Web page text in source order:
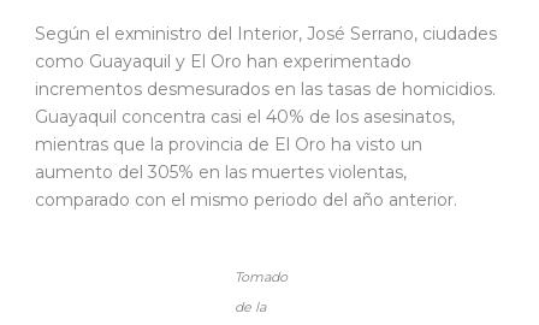
Según el exministro del Interior, José Serrano, ciudades
como Guayaquil y El Oro han experimentado
incrementos desmesurados en las tasas de homicidios.
Guayaquil concentra casi el 40% de los asesinatos,
mientras que la provincia de El Oro ha visto un
aumento del 305% en las muertes violentas,
comparado con el mismo periodo del año anterior.
Tomado
de la